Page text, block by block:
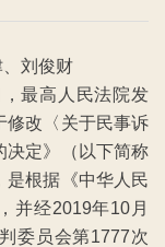
刘俊财
最高人民法院发
修改〈关于民事诉
决定》（以下简称
是根据《中华人民
并经2019年10月
委员会第1777次